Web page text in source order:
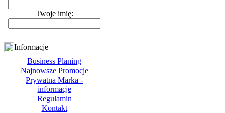
Twoje imię:
Informacje
Business Planing
Najnowsze Promocje
Prywatna Marka -
informacje
Regulamin
Kontakt